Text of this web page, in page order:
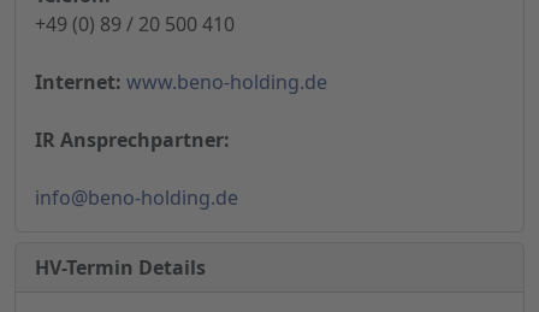
+49 (0) 89 / 20 500 410
Internet: www.beno-holding.de
IR Ansprechpartner:
info@beno-holding.de
HV-Termin Details